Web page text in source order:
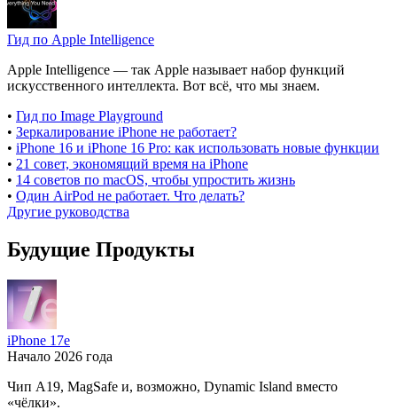
Гид по Apple Intelligence
Apple Intelligence — так Apple называет набор функций
искусственного интеллекта. Вот всё, что мы знаем.
• Гид по Image Playground
• Зеркалирование iPhone не работает?
• iPhone 16 и iPhone 16 Pro: как использовать новые функции
• 21 совет, экономящий время на iPhone
• 14 советов по macOS, чтобы упростить жизнь
• Один AirPod не работает. Что делать?
Другие руководства
Будущие Продукты
iPhone 17e
Начало 2026 года
Чип A19, MagSafe и, возможно, Dynamic Island вместо
«чёлки».